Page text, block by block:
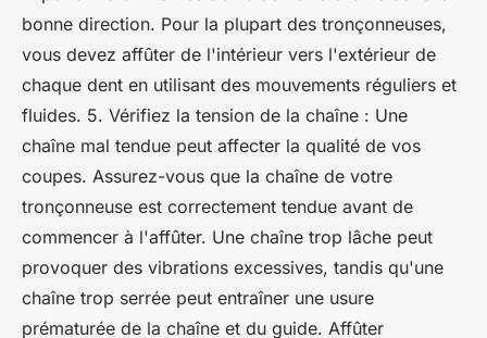
bonne direction. Pour la plupart des tronçonneuses,
vous devez affûter de l'intérieur vers l'extérieur de
chaque dent en utilisant des mouvements réguliers et
fluides. 5. Vérifiez la tension de la chaîne : Une
chaîne mal tendue peut affecter la qualité de vos
coupes. Assurez-vous que la chaîne de votre
tronçonneuse est correctement tendue avant de
commencer à l'affûter. Une chaîne trop lâche peut
provoquer des vibrations excessives, tandis qu'une
chaîne trop serrée peut entraîner une usure
prématurée de la chaîne et du guide. Affûter